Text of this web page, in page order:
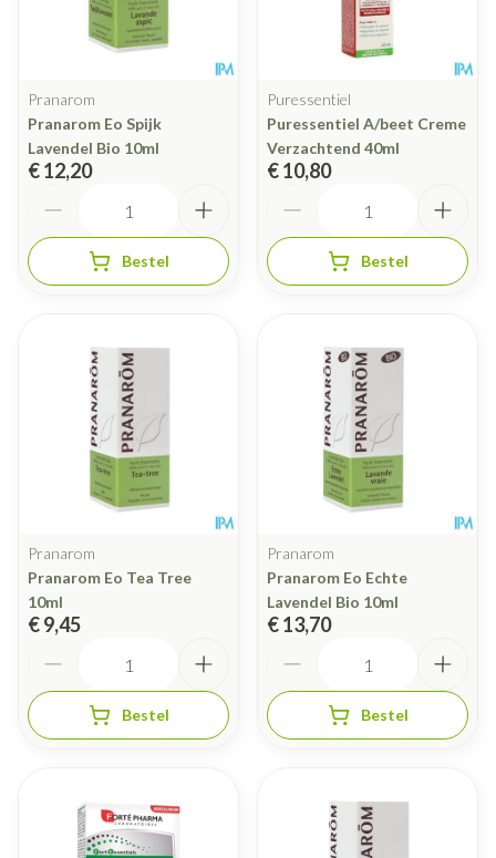
Pranarom
Pranarom Eo Spijk
Lavendel Bio 10ml
€ 12,20
Bestel
Puressentiel
Puressentiel A/beet Creme
Verzachtend 40ml
€ 10,80
Bestel
Pranarom
Pranarom Eo Tea Tree
10ml
€ 9,45
Bestel
Pranarom
Pranarom Eo Echte
Lavendel Bio 10ml
€ 13,70
Bestel